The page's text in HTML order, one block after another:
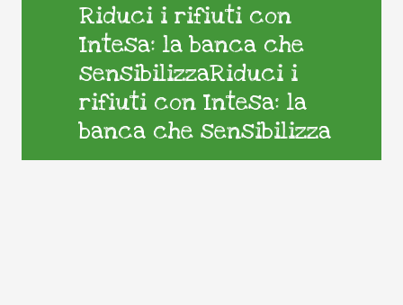
Riduci i rifiuti con
Intesa: la banca che
sensibilizzaRiduci i
rifiuti con Intesa: la
banca che sensibilizza